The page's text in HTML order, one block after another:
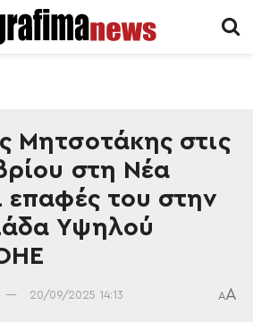
Μητσοτάκης στις
στη Νέα
επαφές του στην
Υψηλού
20/09/2025 14:13 AA